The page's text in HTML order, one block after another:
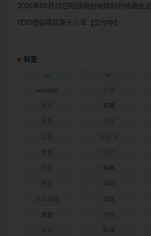
2026年05月22日阳叔网创地球村的特邀会议
PDD虚拟项目第十八车【交付中】
标签
AI IP
youtube
剪辑
变现
小红书
引流
拆解
挂机
流量
淘宝
玩法